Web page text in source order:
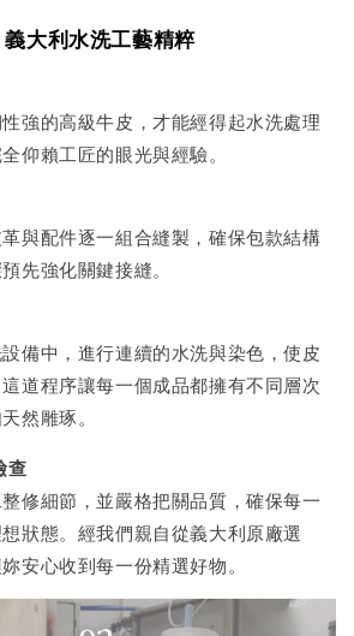
大利水洗工藝精粹
強的高級牛皮，才能經得起水洗處理
仰賴工匠的眼光與經驗。
與配件逐一組合縫製，確保包款結構
先強化關鍵接縫。
備中，進行連續的水洗與染色，使皮
道程序讓每一個成品都擁有不同層次
然雕琢。
查
修細節，並嚴格把關品質，確保每一
狀態。經我們親自從義大利原廠選
安心收到每一份精選好物。